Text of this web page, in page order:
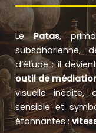
LePatas,
subsaharienne,
d’étude : il devient
outil de
visuelle
sensible et
étonnantes :